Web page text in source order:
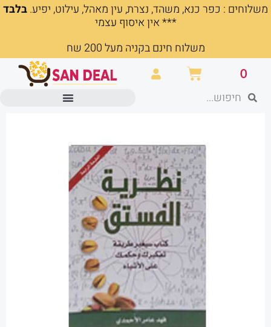
דילוג
משלוחים : כפר כנא, משהד, נצרת, עין מאהל, עילוט, יפיע.בלבד
*** אין איסוף עצמי
משלוח חינם בקניה מעל 200 שח
0 עגלת
קניות חיפושחיפוש